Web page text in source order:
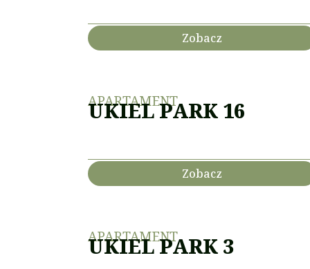
Zobacz
APARTAMENT
UKIEL PARK 16
Zobacz
APARTAMENT
UKIEL PARK 3